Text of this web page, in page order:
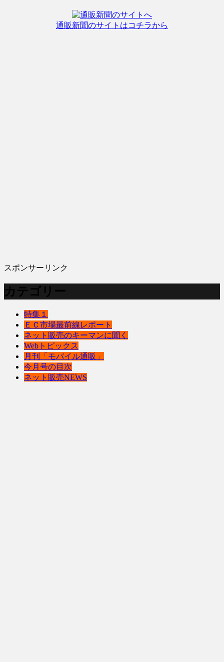
通販新聞のサイトはコチラから
スポンサーリンク
カテゴリー
特集１
ＥＣ市場最前線レポート
ネット販売のキーマンに聞く
Webトピックス
月刊「モバイル通販」
今月号の目次
ネット販売NEWS